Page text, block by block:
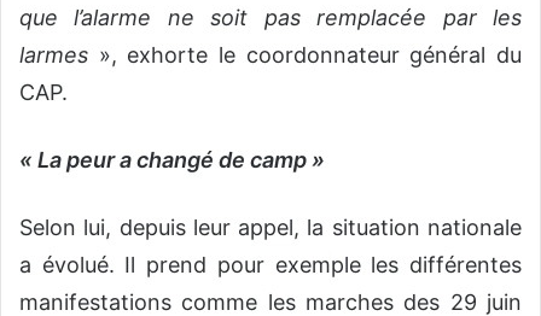
que l’alarme ne soit pas remplacée par les
larmes », exhorte le coordonnateur général du
CAP.
« La peur a changé de camp »
Selon lui, depuis leur appel, la situation nationale
a évolué. Il prend pour exemple les différentes
manifestations comme les marches des 29 juin